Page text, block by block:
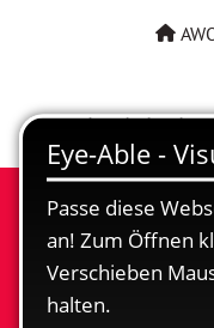
AWO als Arbeitgeber